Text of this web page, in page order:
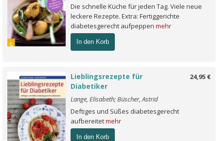
Die schnelle Küche für jeden Tag. Viele neue
leckere Rezepte. Extra: Fertiggerichte
diabetesgerecht aufpeppen mehr
In den Korb
24,95 €
Lieblingsrezepte für
Diabetiker
Lange, Elisabeth; Büscher, Astrid
Deftiges und Süßes diabetesgerecht
aufbereitetmehr
In den Korb